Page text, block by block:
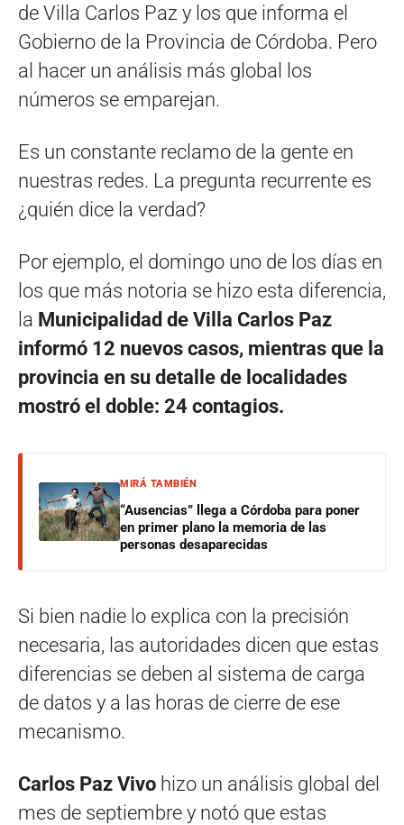
de Villa Carlos Paz y los que informa el
Gobierno de la Provincia de Córdoba. Pero
al hacer un análisis más global los
números se emparejan.
Es un constante reclamo de la gente en
nuestras redes. La pregunta recurrente es
¿quién dice la verdad?
Por ejemplo, el domingo uno de los días en
los que más notoria se hizo esta diferencia,
la Municipalidad de Villa Carlos Paz
informó 12 nuevos casos, mientras que la
provincia en su detalle de localidades
mostró el doble: 24 contagios.
MIRÁ TAMBIÉN
“Ausencias” llega a Córdoba para poner
en primer plano la memoria de las
personas desaparecidas
Si bien nadie lo explica con la precisión
necesaria, las autoridades dicen que estas
diferencias se deben al sistema de carga
de datos y a las horas de cierre de ese
mecanismo.
Carlos Paz Vivo hizo un análisis global del
mes de septiembre y notó que estas